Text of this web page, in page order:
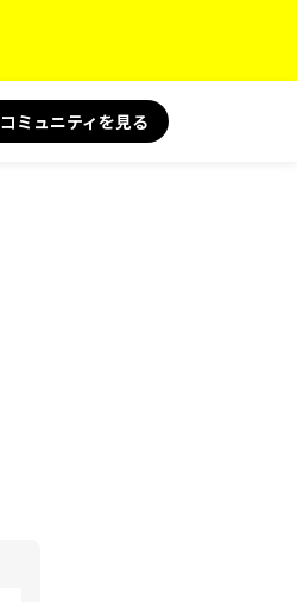
コミュニティを見る